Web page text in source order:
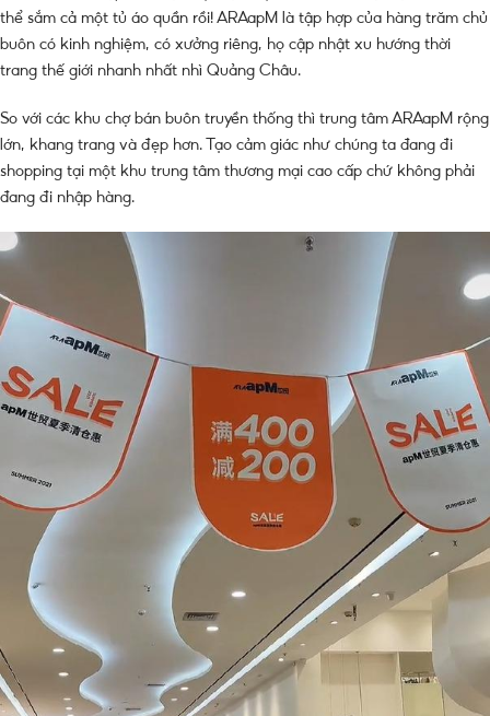
thể sắm cả một tủ áo quần rồi! ARAapM là tập hợp của hàng trăm chủ
buôn có kinh nghiệm, có xưởng riêng, họ cập nhật xu hướng thời
trang thế giới nhanh nhất nhì Quảng Châu.
So với các khu chợ bán buôn truyền thống thì trung tâm ARAapM rộng
lớn, khang trang và đẹp hơn. Tạo cảm giác như chúng ta đang đi
shopping tại một khu trung tâm thương mại cao cấp chứ không phải
đang đi nhập hàng.